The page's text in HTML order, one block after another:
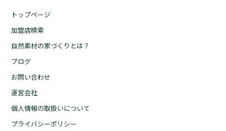
トップページ
加盟店検索
自然素材の家づくりとは？
ブログ
お問い合わせ
運営会社
個人情報の取扱いについて
プライバシーポリシー